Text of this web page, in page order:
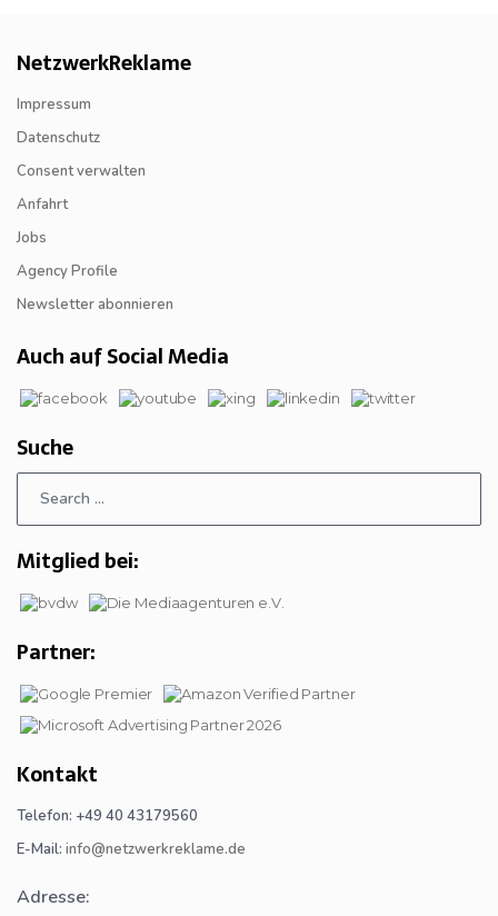
NetzwerkReklame
Impressum
Datenschutz
Consent verwalten
Anfahrt
Jobs
Agency Profile
Newsletter abonnieren
Auch auf Social Media
Suche
Mitglied bei:
Partner:
Kontakt
Telefon: +49 40 43179560
E-Mail: info@netzwerkreklame.de
Adresse: